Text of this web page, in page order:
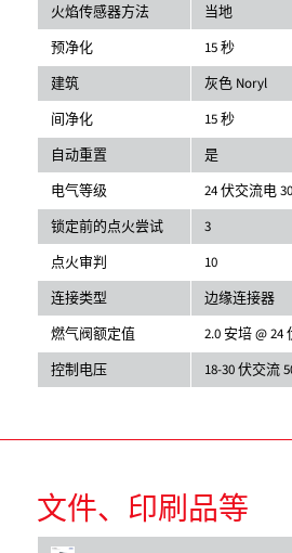
火焰传感器方法
当地
预净化
15 秒
建筑
灰色 Noryl
间净化
15 秒
自动重置
是
电气等级
24 伏交流电
锁定前的点火尝试
3
点火审判
10
连接类型
边缘连接器
燃气阀额定值
2.0 安培 @ 24
控制电压
18-30 伏交流
文件、印刷品等